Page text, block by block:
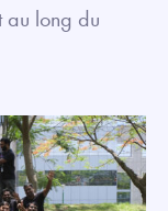
au long du